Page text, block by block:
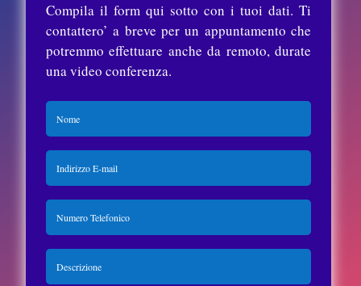
Compila il form qui sotto con i tuoi dati. Ti
contattero’ a breve per un appuntamento che
potremmo effettuare anche da remoto, durate
una video conferenza.